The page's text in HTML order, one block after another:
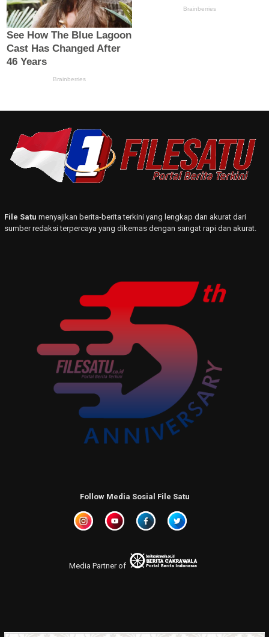
File Satu menyajikan berita-berita terkini yang lengkap dan akurat dari
sumber redaksi terpercaya yang dikemas dengan sangat rapi dan akurat.
Follow Media Sosial File Satu
Media Partner of